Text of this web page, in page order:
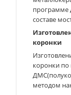
программе
составе
коронки
коронки
методом